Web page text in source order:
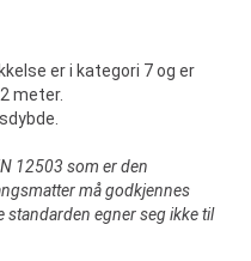
er i kategori 7 og er
meter.
12503 som er den
må godkjennes
egner seg ikke til